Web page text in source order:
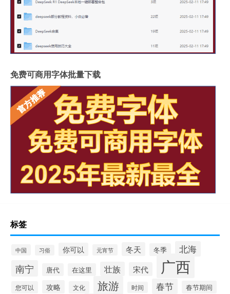
免费可商用字体批量下载
标签
中国 习俗 你可以 元宵节 冬天 冬季 北海
南宁 唐代 在这里 壮族 宋代 广西
您可以 攻略 文化 旅游 时间 春节 春节期间